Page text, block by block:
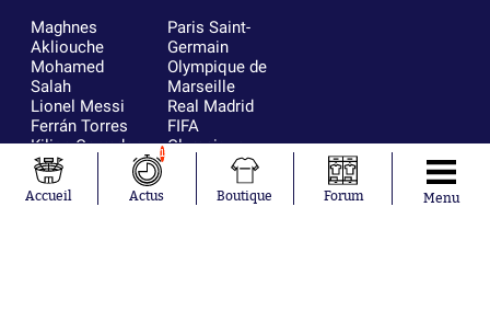
Maghnes
Akliouche
Mohamed
Salah
Lionel Messi
Ferrán Torres
Kilian Corredor
Franco
Mastantuono
Orel Mangala
Paris Saint-
Germain
Olympique de
Marseille
Real Madrid
FIFA
Olympique
AS Monaco
FC Barcelone
Accueil
1
Actus Boutique Forum Menu